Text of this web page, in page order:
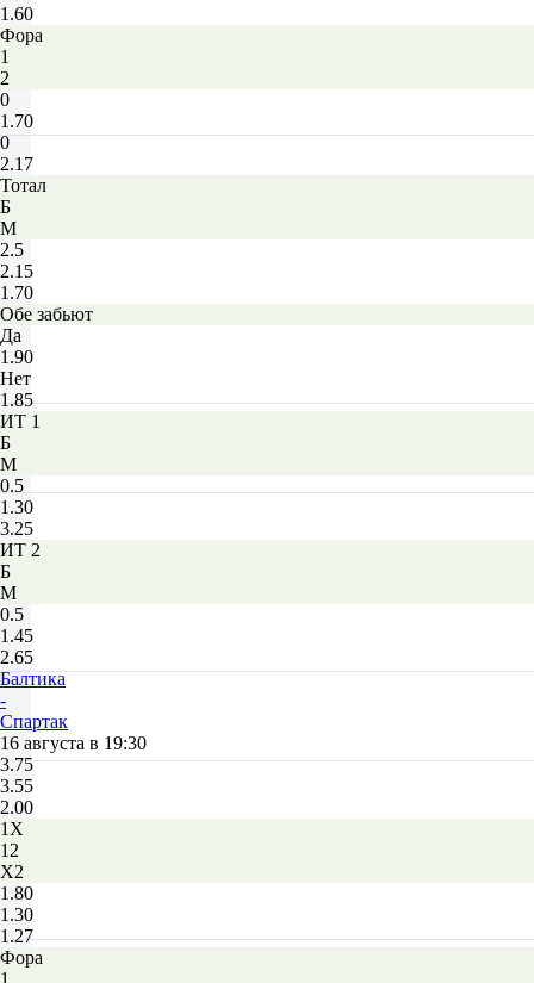
1.60
Фора
1
2
0
1.70
0
2.17
Тотал
Б
М
2.5
2.15
1.70
Обе забьют
Да
1.90
Нет
1.85
ИТ 1
Б
М
0.5
1.30
3.25
ИТ 2
Б
М
0.5
1.45
2.65
Балтика
-
Спартак
16 августа в 19:30
3.75
3.55
2.00
1X
12
X2
1.80
1.30
1.27
Фора
1